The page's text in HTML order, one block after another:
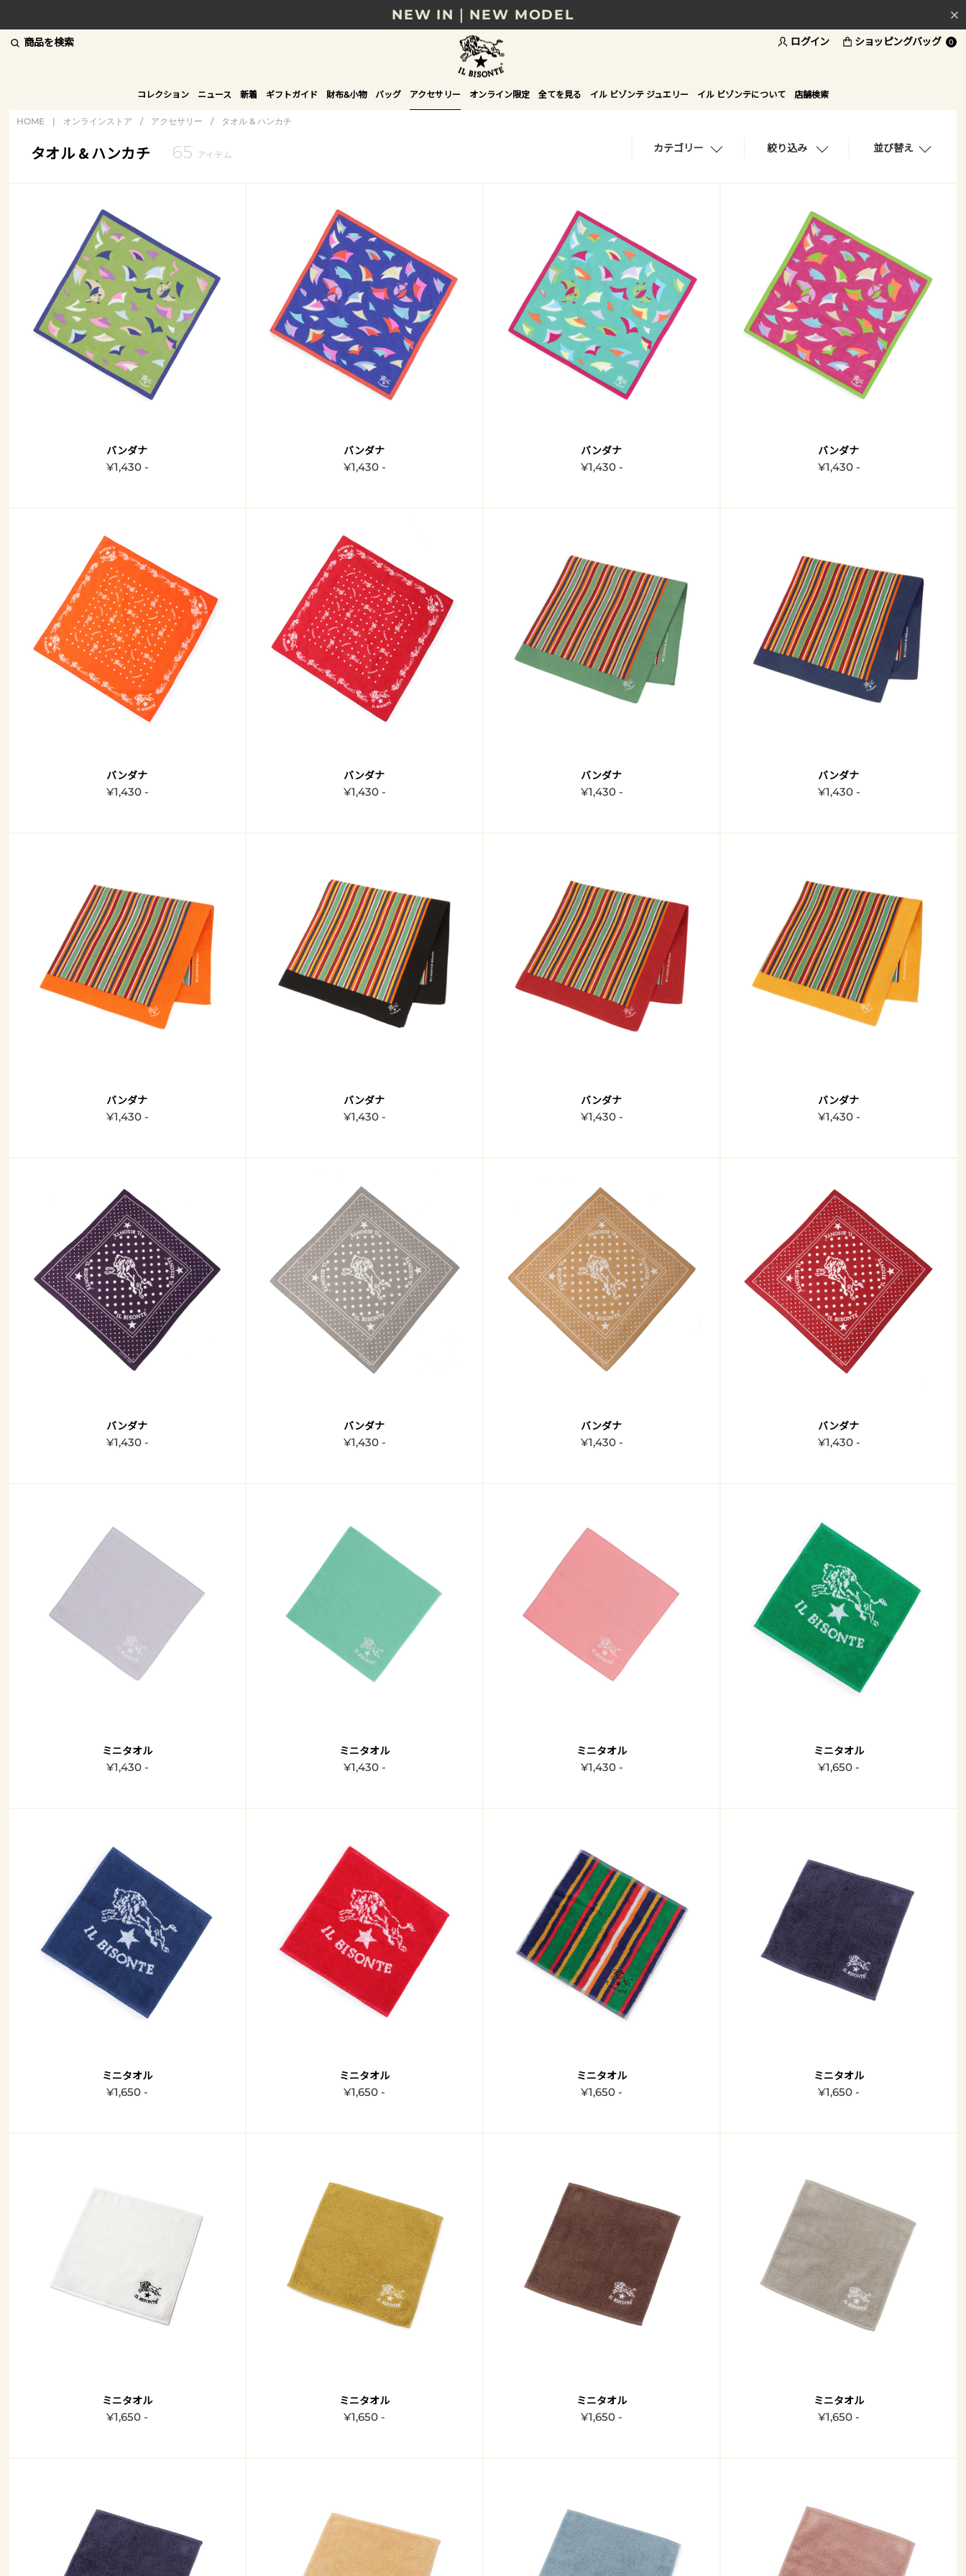
NEW IN｜NEW MODEL
8/17(月)10時まで｜税込11,000円以上で送料無料
贈る相手やシーンから選べる、新しいギフトガイド
NEW IN｜COLOR LEATHER
商品を検索 ログイン ショッピングバッグ 0
コレクション ニュース 新着 ギフトガイド 財布&小物 バッグ アクセサリー オンライン限定 全てを見る イル ビゾンテ ジュエリー イル ビゾンテについて 店舗検索
HOME | オンラインストア / アクセサリー / タオル & ハンカチ
タオル & ハンカチ 65 アイテム
カテゴリー 絞り込み 並び替え
バンダナ
¥1,430 -
バンダナ
¥1,430 -
バンダナ
¥1,430 -
バンダナ
¥1,430 -
バンダナ
¥1,430 -
バンダナ
¥1,430 -
バンダナ
¥1,430 -
バンダナ
¥1,430 -
バンダナ
¥1,430 -
バンダナ
¥1,430 -
バンダナ
¥1,430 -
バンダナ
¥1,430 -
バンダナ
¥1,430 -
バンダナ
¥1,430 -
バンダナ
¥1,430 -
バンダナ
¥1,430 -
ミニタオル
¥1,430 -
ミニタオル
¥1,430 -
ミニタオル
¥1,430 -
ミニタオル
¥1,650 -
ミニタオル
¥1,650 -
ミニタオル
¥1,650 -
ミニタオル
¥1,650 -
ミニタオル
¥1,650 -
ミニタオル
¥1,650 -
ミニタオル
¥1,650 -
ミニタオル
¥1,650 -
ミニタオル
¥1,650 -